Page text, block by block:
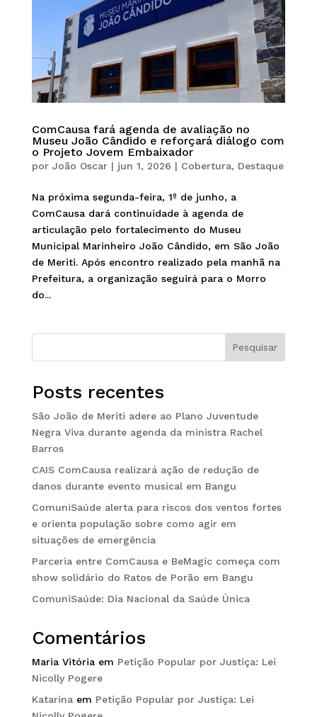
ComCausa fará agenda de avaliação no
Museu João Cândido e reforçará diálogo com
o Projeto Jovem Embaixador
por João Oscar| jun 1, 2026 | Cobertura, Destaque
Na próxima segunda-feira, 1º de junho, a
ComCausa dará continuidade à agenda de
articulação pelo fortalecimento do Museu
Municipal Marinheiro João Cândido, em São João
de Meriti. Após encontro realizado pela manhã na
Prefeitura, a organização seguirá para o Morro
do...
Pesquisar
Posts recentes
São João de Meriti adere ao Plano Juventude
Negra Viva durante agenda da ministra Rachel
Barros
CAIS ComCausa realizará ação de redução de
danos durante evento musical em Bangu
ComuniSaúde alerta para riscos dos ventos fortes
e orienta população sobre como agir em
situações de emergência
Parceria entre ComCausa e BeMagic começa com
show solidário do Ratos de Porão em Bangu
ComuniSaúde: Dia Nacional da Saúde Única
Comentários
Maria Vitóriaem Petição Popular por Justiça: Lei
Nicolly Pogere
Katarinaem Petição Popular por Justiça: Lei